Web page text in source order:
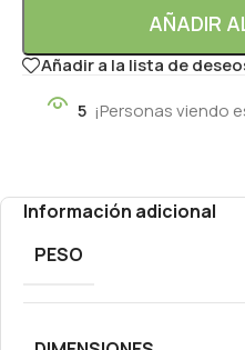
AÑADIR
Añadir a la lista de
5 ¡Personas viendo
Información adicional
PESO